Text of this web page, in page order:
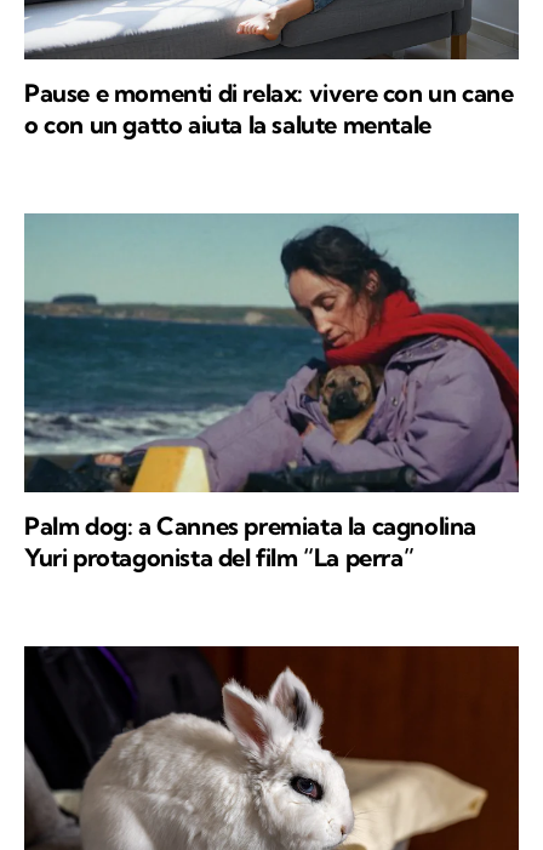
Pause e momenti di relax: vivere con un cane
o con un gatto aiuta la salute mentale
Palm dog: a Cannes premiata la cagnolina
Yuri protagonista del film “La perra”